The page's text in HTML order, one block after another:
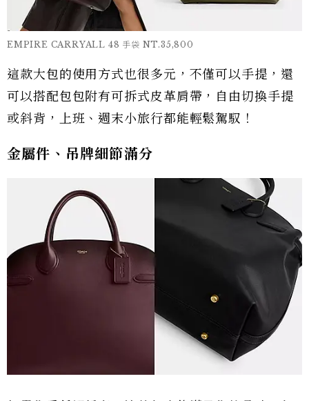
EMPIRE CARRYALL 48 手袋 NT.35,800
這款大包的使用方式也很多元，不僅可以手提，還
可以搭配包包附有可拆式皮革肩帶，自由切換手提
或斜背，上班、週末小旅行都能輕鬆駕馭！
金屬件、吊牌細節滿分